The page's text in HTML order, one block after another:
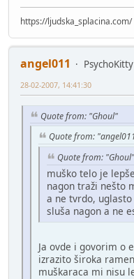
https://ljudska_splacina.com/
angel011 PsychoKitty
28-02-2007, 14:41:30
Quote from: "Ghoul"
Quote from:
Quote from: "Ghoul"
muško telo je
nagon traži nešto
a ne tvrdo,
sluša nagon a ne
Ja ovde i govorim o
izrazito široka
muškaraca mi nisu